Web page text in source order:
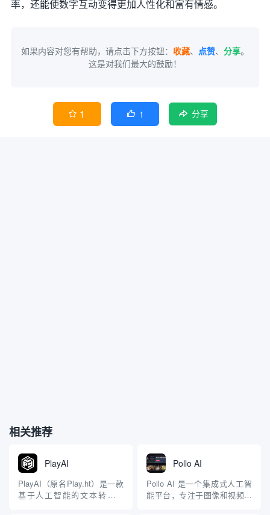
率，还能使数字互动变得更加人性化和富有情感。
如果内容对您有帮助，请点击下方按钮： 收藏、 点赞、 分享。
这是对我们最大的鼓励！
 1  1 分享
相关推荐
PlayAI
PlayAI（原名Play.ht）是一款
基于人工智能的文本转语音
Pollo AI
Pollo AI 是一个集成式人工智
能平台，专注于图像和视频生